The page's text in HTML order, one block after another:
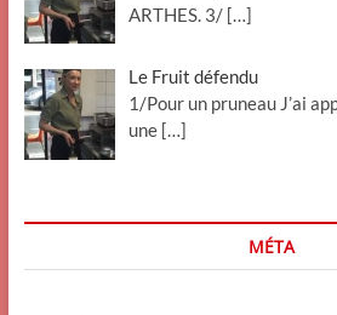
ARTHES. 3/ […]
Le Fruit défendu
1/Pour un pruneau J’ai
une […]
MÉTA